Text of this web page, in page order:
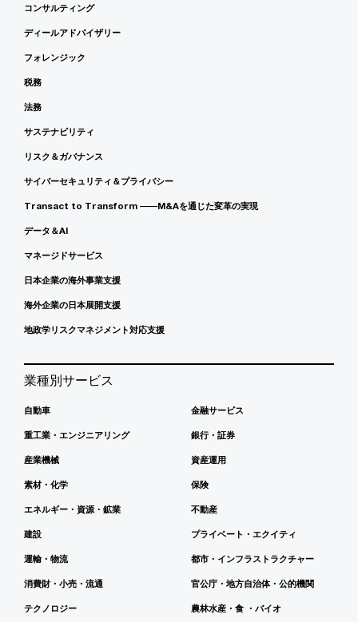
コンサルティング
ディールアドバイザリー
フォレンジック
税務
法務
サステナビリティ
リスク＆ガバナンス
サイバーセキュリティ＆プライバシー
Transact to Transform ――M&Aを通じた変革の実現
データ＆AI
マネージドサービス
日本企業の海外事業支援
海外企業の日本展開支援
地政学リスクマネジメント対応支援
業種別サービス
自動車
重工業・エンジニアリング
産業機械
素材・化学
エネルギー・資源・鉱業
建設
運輸・物流
消費財・小売・流通
テクノロジー
金融サービス
銀行・証券
資産運用
保険
不動産
プライベート・エクイティ
都市・インフラストラクチャー
官公庁・地方自治体・公的機関
農林水産・食 ・バイオ